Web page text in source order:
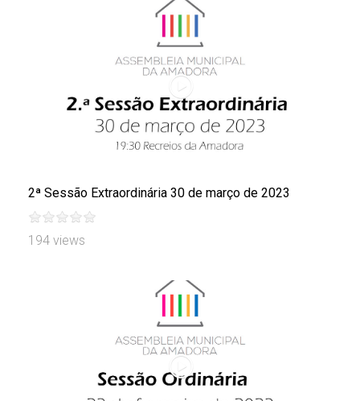
2ª Sessão Extraordinária 30 de março de 2023
194 views